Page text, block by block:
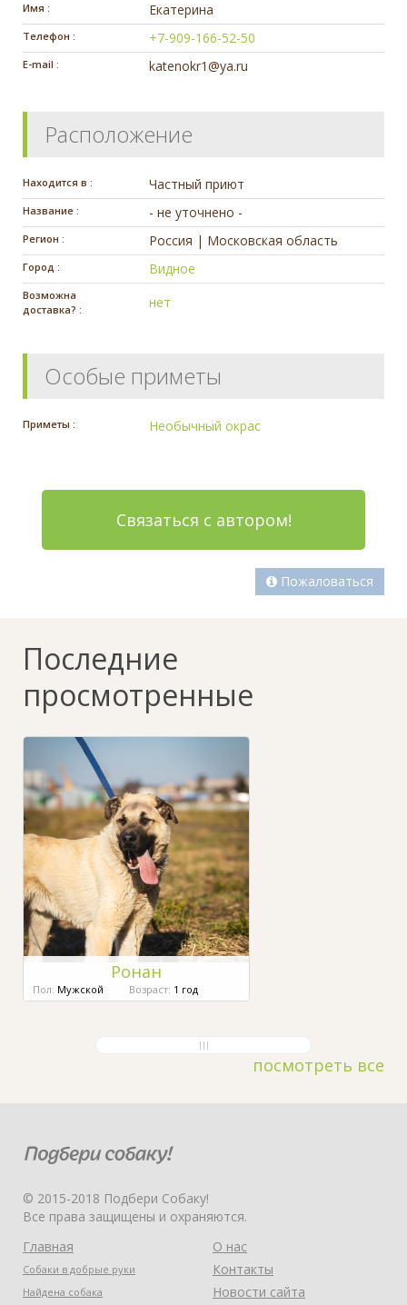
Имя : Екатерина
Телефон : +7-909-166-52-50
E-mail : katenokr1@ya.ru
Расположение
Находится в : Частный приют
Название : - не уточнено -
Регион : Россия | Московская область
Город : Видное
Возможна
доставка? :
нет
Особые приметы
Приметы : Необычный окрас
Связаться с автором!
Пожаловаться
Последние
просмотренные
Ронан
Пол: Мужской Возраст: 1 год
посмотреть все
© 2015-2018 Подбери Собаку!
Все права защищены и охраняются.
Главная
Собаки в добрые руки
Найдена собака
О нас
Контакты
Новости сайта